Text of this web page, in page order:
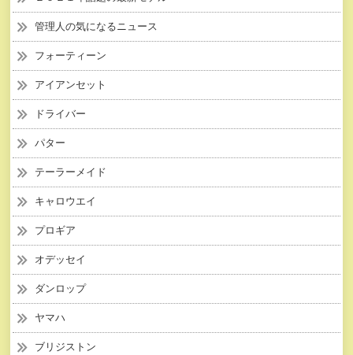
管理人の気になるニュース
フォーティーン
アイアンセット
ドライバー
パター
テーラーメイド
キャロウエイ
プロギア
オデッセイ
ダンロップ
ヤマハ
ブリジストン